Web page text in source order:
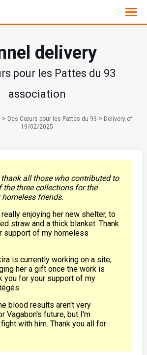
delivery
pour les Pattes du 93
association
> Des Cœurs pour les Pattes du 93 > Delivery of
19/02/2025
all those who contributed to
the three collections for the
friends.
really enjoying her new shelter, to
straw and a thick blanket. Thank
support of my homeless
is currently working on a site,
her a gift once the work is
you for your support of my
blood results aren't very
Vagabon's future, but I'm
with him. Thank you all for